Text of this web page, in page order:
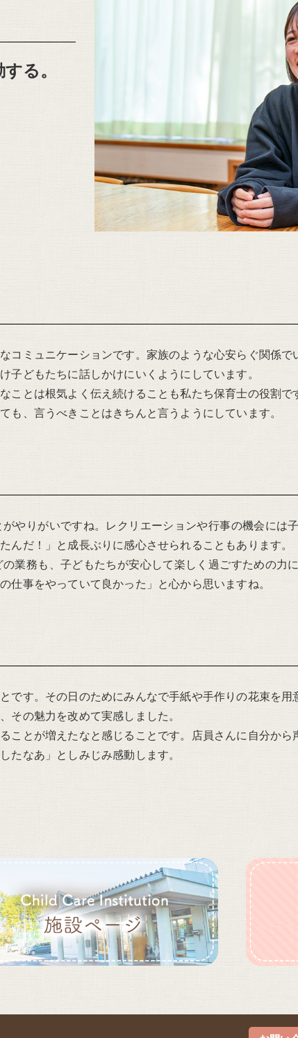
する。
コミュニケーションです。家族のような心安らぐ関係
子どもたちに話しかけにいくようにしています。
ことは根気よく伝え続けることも私たち保育士の役割
も、言うべきことはきちんと言うようにしています。
やりがいですね。レクリエーションや行事の機会には
んだ！」と成長ぶりに感心させられることもあります。
業務も、子どもたちが安心して楽しく過ごすための力
仕事をやっていて良かった」と心から思いますね。
です。その日のためにみんなで手紙や手作りの花束を用
その魅力を改めて実感しました。
ことが増えたなと感じることです。店員さんに自分か
たなあ」としみじみ感動します。